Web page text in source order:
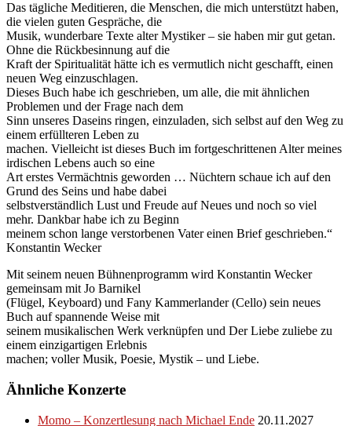
Das tägliche Meditieren, die Menschen, die mich unterstützt haben,
die vielen guten Gespräche, die
Musik, wunderbare Texte alter Mystiker – sie haben mir gut getan.
Ohne die Rückbesinnung auf die
Kraft der Spiritualität hätte ich es vermutlich nicht geschafft, einen
neuen Weg einzuschlagen.
Dieses Buch habe ich geschrieben, um alle, die mit ähnlichen
Problemen und der Frage nach dem
Sinn unseres Daseins ringen, einzuladen, sich selbst auf den Weg zu
einem erfüllteren Leben zu
machen. Vielleicht ist dieses Buch im fortgeschrittenen Alter meines
irdischen Lebens auch so eine
Art erstes Vermächtnis geworden … Nüchtern schaue ich auf den
Grund des Seins und habe dabei
selbstverständlich Lust und Freude auf Neues und noch so viel
mehr. Dankbar habe ich zu Beginn
meinem schon lange verstorbenen Vater einen Brief geschrieben.“
Konstantin Wecker
Mit seinem neuen Bühnenprogramm wird Konstantin Wecker
gemeinsam mit Jo Barnikel
(Flügel, Keyboard) und Fany Kammerlander (Cello) sein neues
Buch auf spannende Weise mit
seinem musikalischen Werk verknüpfen und Der Liebe zuliebe zu
einem einzigartigen Erlebnis
machen; voller Musik, Poesie, Mystik – und Liebe.
Ähnliche Konzerte
Momo – Konzertlesung nach Michael Ende 20.11.2027